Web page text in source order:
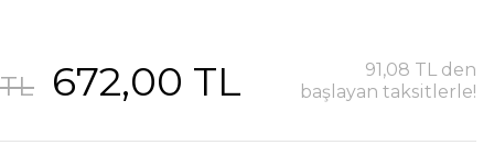
672,00 TL
91,08 TL den
başlayan taksitlerle!